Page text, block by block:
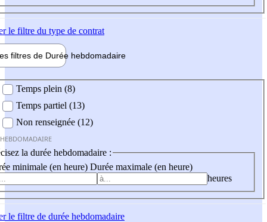
le filtre du type de contrat
filtres de Durée hebdomadaire
Temps plein (8)
Temps partiel (13)
Non renseignée (12)
la durée hebdomadaire :
minimale (en heure) Durée maximale (en heure)
heures
le filtre de durée hebdomadaire